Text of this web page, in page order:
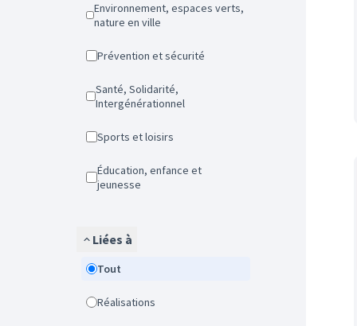
Environnement, espaces verts,
nature en ville
Prévention et sécurité
Santé, Solidarité,
Intergénérationnel
Sports et loisirs
Éducation, enfance et
jeunesse
Liées à
Tout
Réalisations